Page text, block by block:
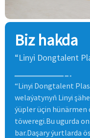
Biz hakda
“Linyi Dongtalent
“Linyi Dongtalent
welaýatynyň Linyi
ýüpler üçin hünärmen
töweregi.Bu ugurda
bar.Daşary ýurtlarda